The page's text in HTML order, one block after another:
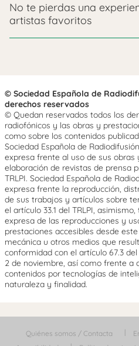
No te pierdas una
artistas favoritos
© Sociedad Española de
derechos reservados
© Quedan reservados todos los
radiofónicos y las obras y
como sobre los contenidos
Sociedad Española de
expresa frente al uso de sus obras
elaboración de revistas de prensa
TRLPI. Sociedad Española de
expresa frente la reproducción,
de sus trabajos y artículos sobre
el artículo 33.1 del TRLPI,
expresa de las reproducciones y
prestaciones accesibles desde
mecánica u otros medios que
conformidad con el artículo 67.3
2 de noviembre, así como frente a
contenidos por tecnologías de
naturaleza y finalidad.
Quiénes somos / Contacta